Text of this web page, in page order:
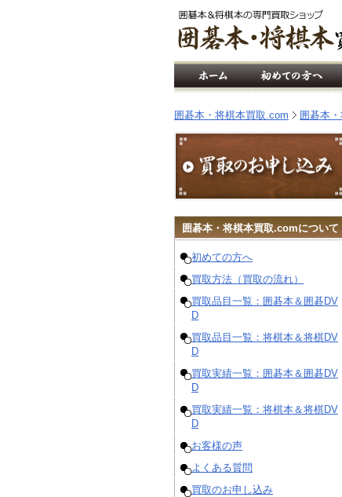
囲碁本・将棋本買取.com 囲碁本
囲碁本・将棋本買取.comについて
初めての方へ
買取方法（買取の流れ）
買取品目一覧：囲碁本＆囲碁DV
D
買取品目一覧：将棋本＆将棋DV
D
買取実績一覧：囲碁本＆囲碁DV
D
買取実績一覧：将棋本＆将棋DV
D
お客様の声
よくある質問
買取のお申し込み